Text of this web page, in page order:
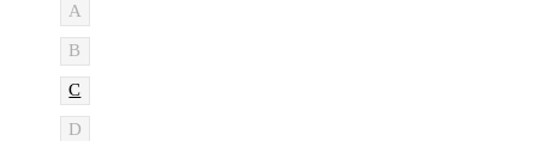
A
B
C
D